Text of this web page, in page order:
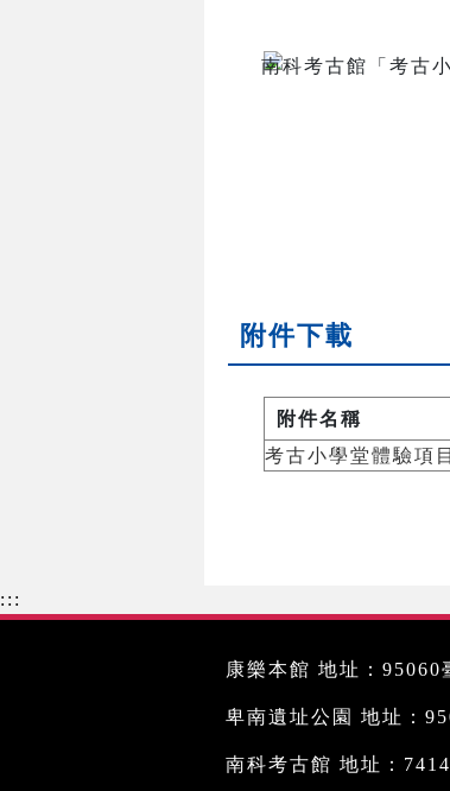
附件下載
附件名稱
考古小學堂體驗項目
:::
康樂本館 地址：
卑南遺址公園 地址：
南科考古館 地址：